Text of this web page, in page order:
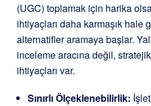
(UGC) toplamak için harika
ihtiyaçları daha karmaşık hale
alternatifler aramaya başlar.
inceleme aracına değil,
ihtiyaçları var.
Sınırlı Ölçeklenebilirlik: